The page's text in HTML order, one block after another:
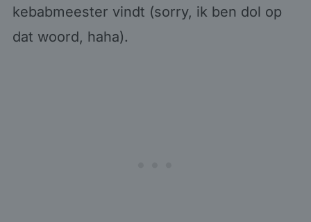
kebabmeester vindt (sorry, ik ben dol op
dat woord, haha).